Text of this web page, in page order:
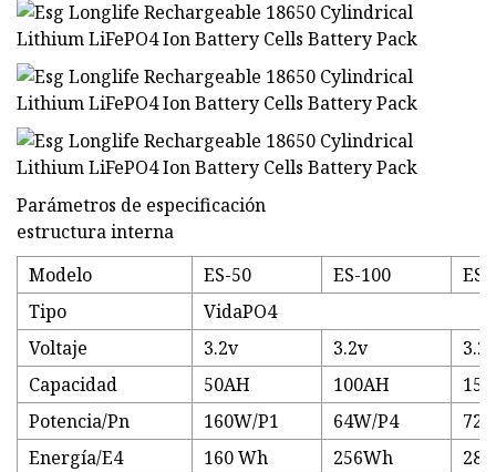
Parámetros de especificación
estructura interna
Modelo
ES-50 ES-100
Tipo
VidaPO4
Voltaje
3.2v 3.2v
3.2v
Capacidad
50AH 100AH
Potencia/Pn
160W/P1 64W/P4
Energía/E4
160 Wh 256Wh